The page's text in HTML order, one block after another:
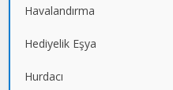
Havalandırma
Hediyelik Eşya
Hurdacı